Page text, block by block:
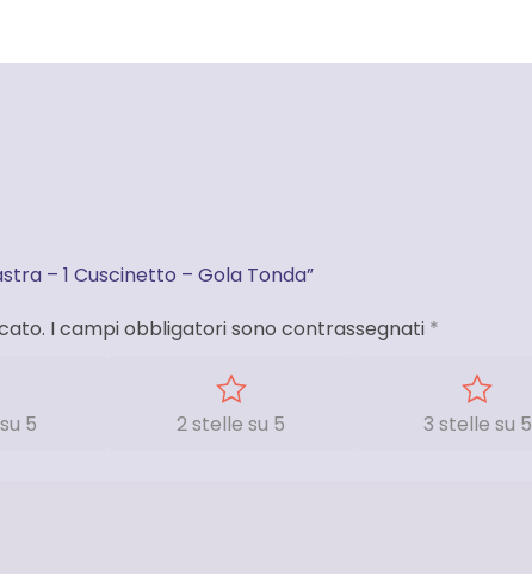
– 1 Cuscinetto – Gola Tonda”
I campi obbligatori sono contrassegnati *
5 2 stelle su 5 3 stelle su 5